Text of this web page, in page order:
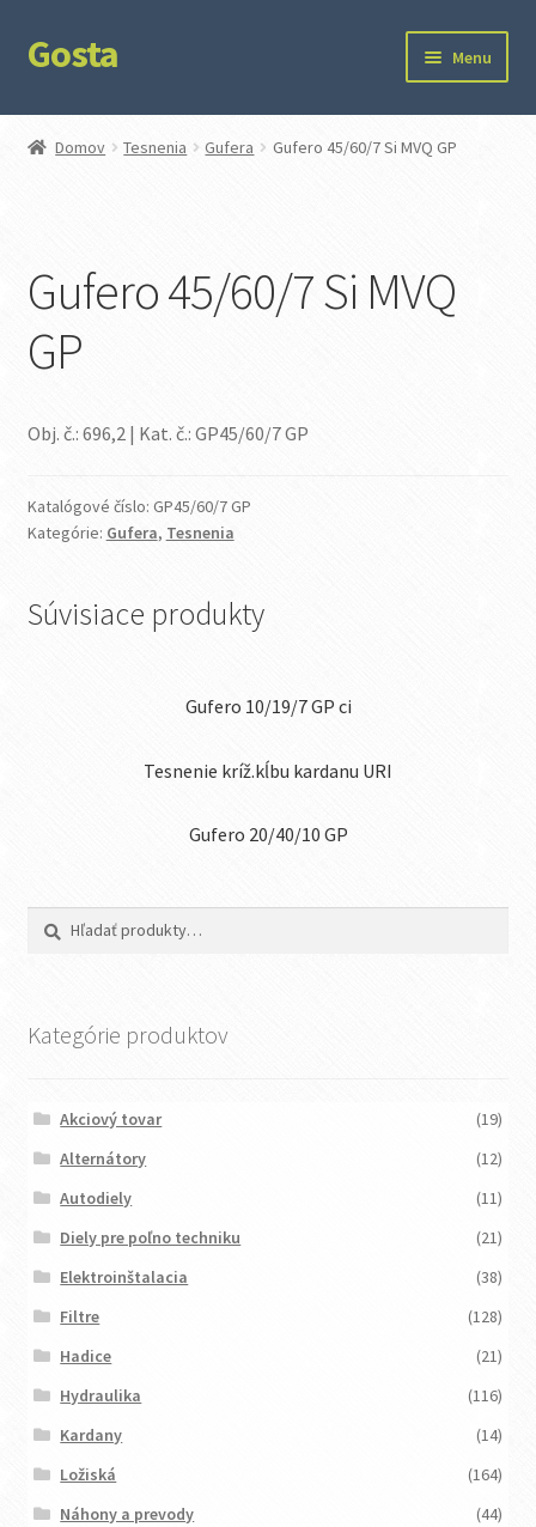
Preskočiť
na
Preskočiť
na
Gosta Menu
Domov
Domov Tesnenia Gufera Gufero 45/60/7 Si MVQ GP
Gufero 45/60/7 Si MVQ
GP
Obj. č.: 696,2 | Kat. č.: GP45/60/7 GP
Katalógové číslo: GP45/60/7 GP
Kategórie: Gufera, Tesnenia
Súvisiace produkty
Gufero 10/19/7 GP ci
Tesnenie kríž.kĺbu kardanu URI
Gufero 20/40/10 GP
Hľadať:
Vyhľadávanie
Kategórie produktov
Akciový tovar
(19)
Alternátory
(12)
Autodiely
(11)
Diely pre poľno techniku
(21)
Elektroinštalacia
(38)
Filtre
(128)
Hadice
(21)
Hydraulika
(116)
Kardany
(14)
Ložiská
(164)
Náhony a prevody
(44)